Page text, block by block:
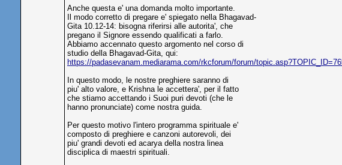
Anche questa e' una domanda molto importante.
Il modo corretto di pregare e' spiegato nella Bhagavad-
Gita 10.12-14: bisogna riferirsi alle autorita', che
pregano il Signore essendo qualificati a farlo.
Abbiamo accennato questo argomento nel corso di
studio della Bhagavad-Gita, qui:
https://padasevanam.mediarama.com/rkcforum/forum/
In questo modo, le nostre preghiere saranno di
piu' alto valore, e Krishna le accettera', per il fatto
che stiamo accettando i Suoi puri devoti (che le
hanno pronunciate) come nostra guida.
Per questo motivo l'intero programma spirituale e'
composto di preghiere e canzoni autorevoli, dei
piu' grandi devoti ed acarya della nostra linea
disciplica di maestri spirituali.